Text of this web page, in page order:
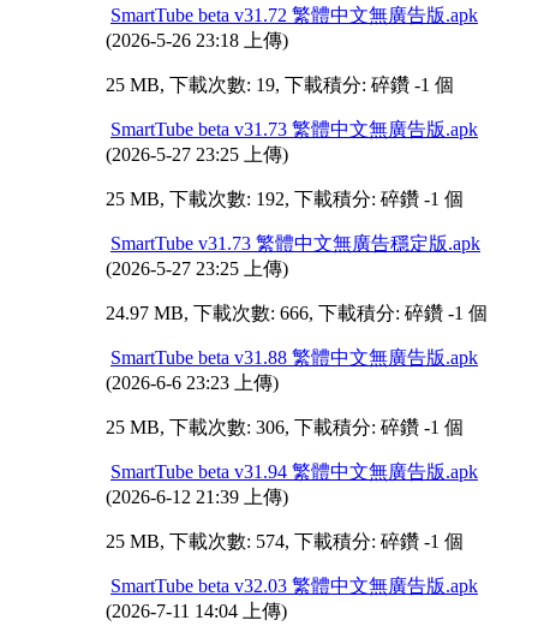
SmartTube beta v31.72 繁體中文無廣告版.apk
(2026-5-26 23:18 上傳)
25 MB, 下載次數: 19, 下載積分: 碎鑽 -1 個
SmartTube beta v31.73 繁體中文無廣告版.apk
(2026-5-27 23:25 上傳)
25 MB, 下載次數: 192, 下載積分: 碎鑽 -1 個
SmartTube v31.73 繁體中文無廣告穩定版.apk
(2026-5-27 23:25 上傳)
24.97 MB, 下載次數: 666, 下載積分: 碎鑽 -1 個
SmartTube beta v31.88 繁體中文無廣告版.apk
(2026-6-6 23:23 上傳)
25 MB, 下載次數: 306, 下載積分: 碎鑽 -1 個
SmartTube beta v31.94 繁體中文無廣告版.apk
(2026-6-12 21:39 上傳)
25 MB, 下載次數: 574, 下載積分: 碎鑽 -1 個
SmartTube beta v32.03 繁體中文無廣告版.apk
(2026-7-11 14:04 上傳)